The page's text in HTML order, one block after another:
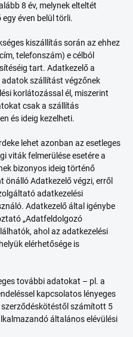
8 év, melynek elteltét
éven belül törli.
kiszállítás során az ehhez
telefonszám) e célból
tart. Adatkezelő a
szállítást végzőnek
korlátozással él, miszerint
csak a szállítás
és ideig kezelheti.
lehet azonban az esetleges
viták felmerülése esetére a
bizonyos ideig történő
önálló Adatkezelő végzi, erről
adatkezelési
Adatkezelő által igénybe
„Adatfeldolgozó
ahol az adatkezelési
elérhetősége is
további adatokat – pl. a
kapcsolatos lényeges
számított 5
általános elévülési